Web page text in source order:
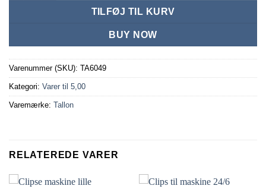
TILFØJ TIL KURV
BUY NOW
Varenummer (SKU): TA6049
Kategori: Varer til 5,00
Varemærke: Tallon
RELATEREDE VARER